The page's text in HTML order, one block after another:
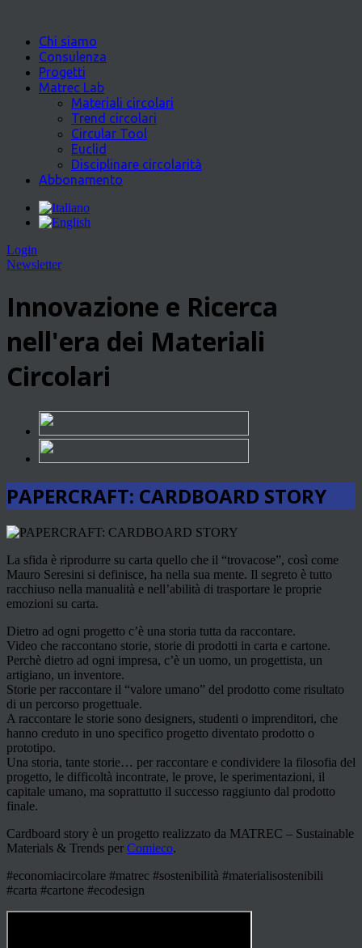
Chi siamo
Consulenza
Progetti
Matrec Lab
Materiali circolari
Trend circolari
Circular Tool
Euclid
Disciplinare circolarità
Abbonamento
Login
Newsletter
Innovazione e Ricerca
nell'era dei Materiali
Circolari
PAPERCRAFT: CARDBOARD STORY
La sfida è riprodurre su carta quello che il “trovacose”, così come
Mauro Seresini si definisce, ha nella sua mente. Il segreto è tutto
racchiuso nella manualità e nell’abilità di trasportare le proprie
emozioni su carta.
Dietro ad ogni progetto c’è una storia tutta da raccontare.
Video che raccontano storie, storie di prodotti in carta e cartone.
Perchè dietro ad ogni impresa, c’è un uomo, un progettista, un
artigiano, un inventore.
Storie per raccontare il “valore umano” del prodotto come risultato
di un percorso progettuale.
A raccontare le storie sono designers, studenti o imprenditori, che
hanno creduto in uno specifico progetto diventato prodotto o
prototipo.
Una storia, tante storie… per raccontare e condividere la filosofia del
progetto, le difficoltà incontrate, le prove, le sperimentazioni, il
capitale umano, ma soprattutto il successo raggiunto dal prodotto
finale.
Cardboard story è un progetto realizzato da MATREC – Sustainable
Materials & Trends per Comieco.
#economiacircolare #matrec #sostenibilità #materialisostenibili
#carta #cartone #ecodesign